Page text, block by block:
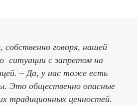
говоря, нашей
ситуации с запретом на
– Да, у нас тоже есть
Это общественно опасные
традиционных ценностей.